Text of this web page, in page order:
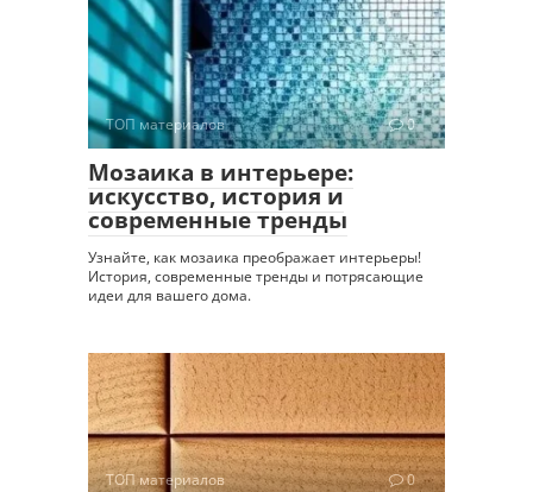
ТОП материалов 0
Мозаика в интерьере:
искусство, история и
современные тренды
Узнайте, как мозаика преображает интерьеры!
История, современные тренды и потрясающие
идеи для вашего дома.
ТОП материалов 0